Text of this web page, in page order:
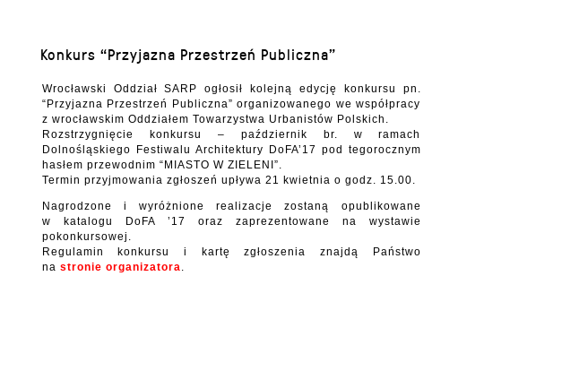
Konkurs “Przyjazna Przestrzeń Publiczna”
Wrocławski Oddział SARP ogłosił kolejną edycję konkursu pn.
“Przyjazna Przestrzeń Publiczna” organizowanego we współpracy
z wrocławskim Oddziałem Towarzystwa Urbanistów Polskich.
Rozstrzygnięcie konkursu – październik br. w ramach
Dolnośląskiego Festiwalu Architektury DoFA’17 pod tegorocznym
hasłem przewodnim “MIASTO W ZIELENI”.
Termin przyjmowania zgłoszeń upływa 21 kwietnia o godz. 15.00.
Nagrodzone i wyróżnione realizacje zostaną opublikowane
w katalogu DoFA ’17 oraz zaprezentowane na wystawie
pokonkursowej.
Regulamin konkursu i kartę zgłoszenia znajdą Państwo
na stronie organizatora.